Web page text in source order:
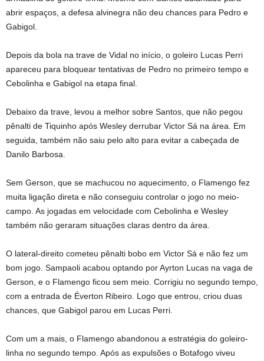
abrir espaços, a defesa alvinegra não deu chances para Pedro e
Gabigol.
Depois da bola na trave de Vidal no início, o goleiro Lucas Perri
apareceu para bloquear tentativas de Pedro no primeiro tempo e
Cebolinha e Gabigol na etapa final.
Debaixo da trave, levou a melhor sobre Santos, que não pegou
pênalti de Tiquinho após Wesley derrubar Victor Sá na área. Em
seguida, também não saiu pelo alto para evitar a cabeçada de
Danilo Barbosa.
Sem Gerson, que se machucou no aquecimento, o Flamengo fez
muita ligação direta e não conseguiu controlar o jogo no meio-
campo. As jogadas em velocidade com Cebolinha e Wesley
também não geraram situações claras dentro da área.
O lateral-direito cometeu pênalti bobo em Victor Sá e não fez um
bom jogo. Sampaoli acabou optando por Ayrton Lucas na vaga de
Gerson, e o Flamengo ficou sem meio. Corrigiu no segundo tempo,
com a entrada de Éverton Ribeiro. Logo que entrou, criou duas
chances, que Gabigol parou em Lucas Perri.
Com um a mais, o Flamengo abandonou a estratégia do goleiro-
linha no segundo tempo. Após as expulsões o Botafogo viveu